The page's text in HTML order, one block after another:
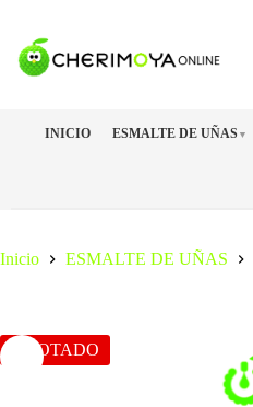
contenido
INICIO ESMALTE DE UÑAS ▼
Inicio ESMALTE DE UÑAS
AGOTADO